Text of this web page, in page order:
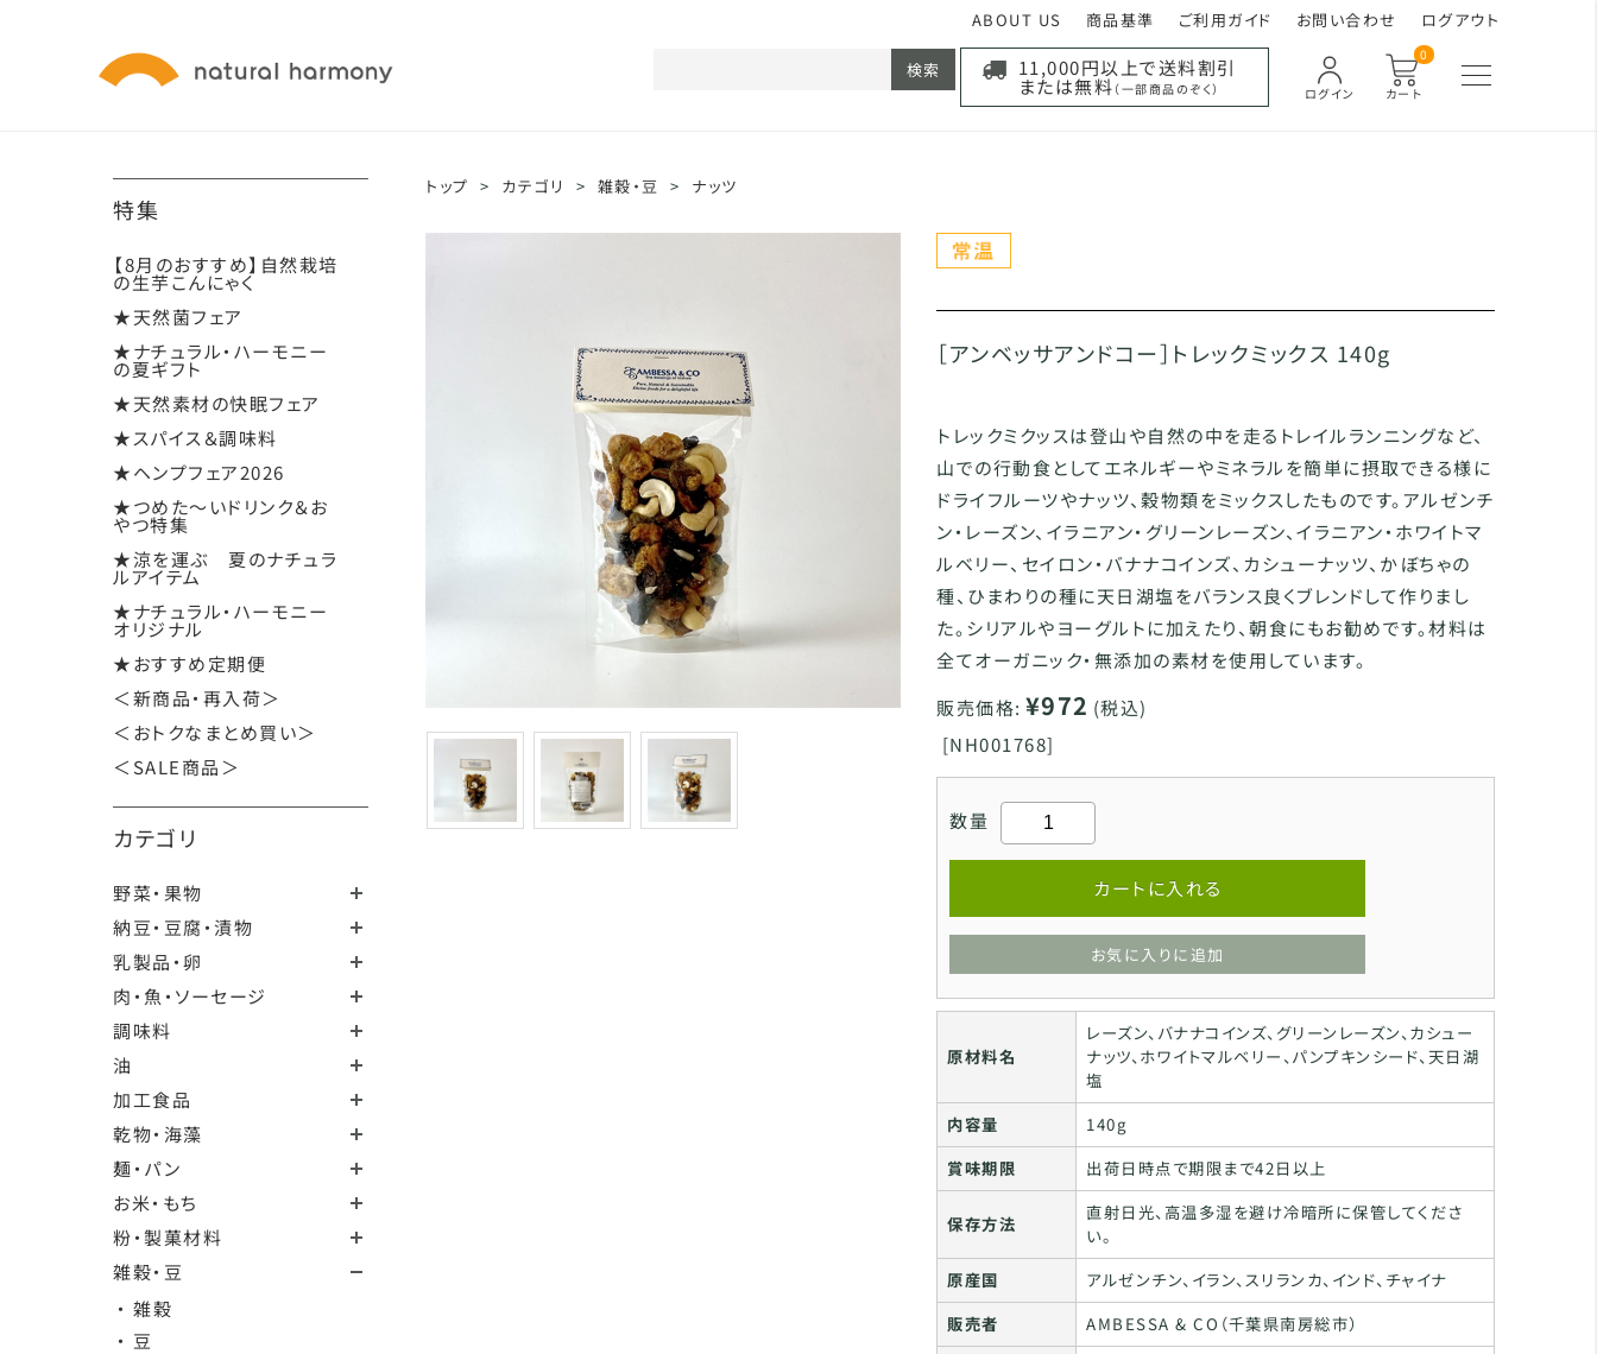
ABOUT US 商品基準 ご利用ガイド お問い合わせ ログアウト
カート
0
ログイン
11,000円以上で送料割引
または無料 （一部商品のぞく）
検索
特集
【8月のおすすめ】自然栽培
の生芋こんにゃく
★天然菌フェア
★ナチュラル・ハーモニー
の夏ギフト
★天然素材の快眠フェア
★スパイス＆調味料
★ヘンプフェア2026
★つめた～いドリンク＆お
やつ特集
★涼を運ぶ 夏のナチュラ
ルアイテム
★ナチュラル・ハーモニー
オリジナル
★おすすめ定期便
＜新商品・再入荷＞
＜おトクなまとめ買い＞
＜SALE商品＞
カテゴリ
野菜・果物
納豆・豆腐・漬物
乳製品・卵
肉・魚・ソーセージ
調味料
油
加工食品
乾物・海藻
麺・パン
お米・もち
粉・製菓材料
雑穀・豆
・ 雑穀
・ 豆
トップ > カテゴリ > 雑穀・豆 > ナッツ
［アンベッサアンドコー］トレックミックス 140g
トレックミクッスは登山や自然の中を走るトレイルランニングなど、
山での行動食としてエネルギーやミネラルを簡単に摂取できる様に
ドライフルーツやナッツ、穀物類をミックスしたものです。アルゼンチ
ン・レーズン、イラニアン・グリーンレーズン、イラニアン・ホワイトマ
ルベリー、セイロン・バナナコインズ、カシューナッツ、かぼちゃの
種、ひまわりの種に天日湖塩をバランス良くブレンドして作りまし
た。シリアルやヨーグルトに加えたり、朝食にもお勧めです。材料は
全てオーガニック・無添加の素材を使用しています。
販売価格: ¥972 (税込)
[NH001768]
数量
カートに入れる
お気に入りに追加
原材料名
レーズン、バナナコインズ、グリーンレーズン、カシュー
ナッツ、ホワイトマルベリー、パンプキンシード、天日湖
塩
内容量
140g
賞味期限
出荷日時点で期限まで42日以上
保存方法
直射日光、高温多湿を避け冷暗所に保管してくださ
い。
原産国
アルゼンチン、イラン、スリランカ、インド、チャイナ
販売者
AMBESSA & CO（千葉県南房総市）